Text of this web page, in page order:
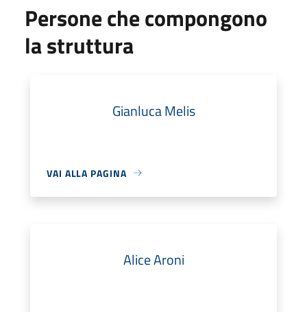
Persone che compongono
la struttura
Gianluca Melis
VAI ALLA PAGINA
Alice Aroni